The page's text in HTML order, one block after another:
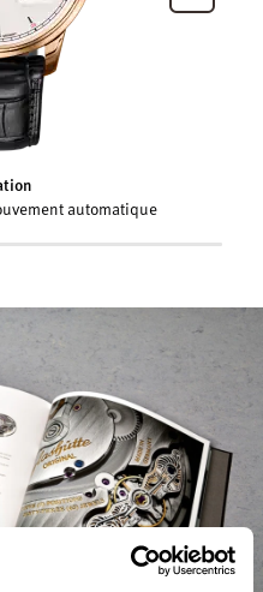
automatique